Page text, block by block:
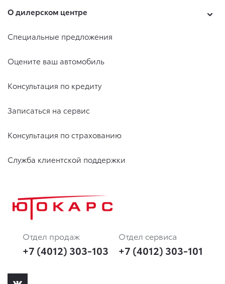
О дилерском центре
Специальные предложения
Оцените ваш автомобиль
Консультация по кредиту
Записаться на сервис
Консультация по страхованию
Служба клиентской поддержки
Отдел продаж
+7 (4012) 303-103
Отдел сервиса
+7 (4012) 303-101